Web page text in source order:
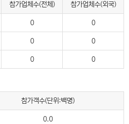
참가업체수(전체) 참가업체수(외국)
0 0
0 0
0 0
참가객수(단위:백명)
0.0